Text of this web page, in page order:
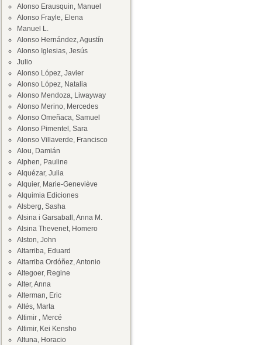
Alonso Erausquin, Manuel
Alonso Frayle, Elena
Manuel L.
Alonso Hernández, Agustín
Alonso Iglesias, Jesús
Julio
Alonso López, Javier
Alonso López, Natalia
Alonso Mendoza, Liwayway
Alonso Merino, Mercedes
Alonso Omeñaca, Samuel
Alonso Pimentel, Sara
Alonso Villaverde, Francisco
Alou, Damián
Alphen, Pauline
Alquézar, Julia
Alquier, Marie-Geneviève
Alquimia Ediciones
Alsberg, Sasha
Alsina i Garsaball, Anna M.
Alsina Thevenet, Homero
Alston, John
Altarriba, Eduard
Altarriba Ordóñez, Antonio
Altegoer, Regine
Alter, Anna
Alterman, Eric
Altés, Marta
Altimir , Mercé
Altimir, Kei Kensho
Altuna, Horacio